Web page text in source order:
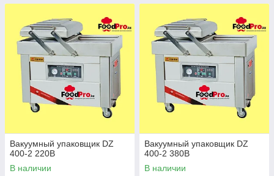
Вакуумный упаковщик DZ
400-2 220В
В наличии
Вакуумный упаковщик DZ
400-2 380В
В наличии